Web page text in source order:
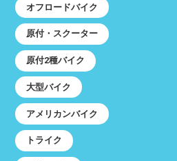
オフロードバイク
原付・スクーター
原付2種バイク
大型バイク
アメリカンバイク
トライク